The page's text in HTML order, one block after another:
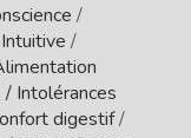
/
/
Intolérances
digestif/